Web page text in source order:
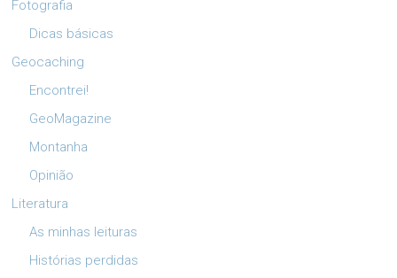
Fotografia
Dicas básicas
Geocaching
Encontrei!
GeoMagazine
Montanha
Opinião
Literatura
As minhas leituras
Histórias perdidas